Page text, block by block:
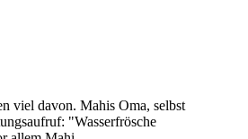
viel davon. Mahis Oma, selbst
"Wasserfrösche